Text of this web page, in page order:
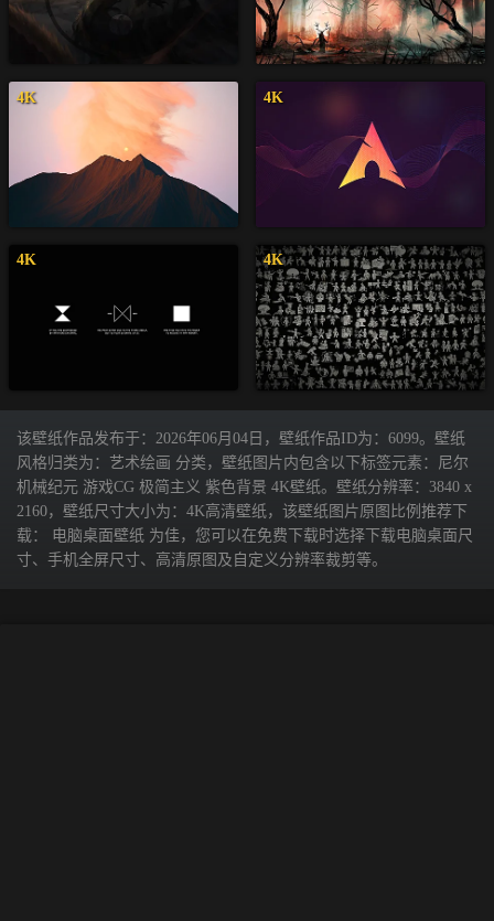
4K 4K
4K 4K
该壁纸作品发布于：2026年06月04日，壁纸作品ID为：6099。壁纸
风格归类为：艺术绘画 分类，壁纸图片内包含以下标签元素：尼尔
机械纪元 游戏CG 极简主义 紫色背景 4K壁纸。壁纸分辨率：3840 x
2160，壁纸尺寸大小为：4K高清壁纸，该壁纸图片原图比例推荐下
载： 电脑桌面壁纸 为佳，您可以在免费下载时选择下载电脑桌面尺
寸、手机全屏尺寸、高清原图及自定义分辨率裁剪等。